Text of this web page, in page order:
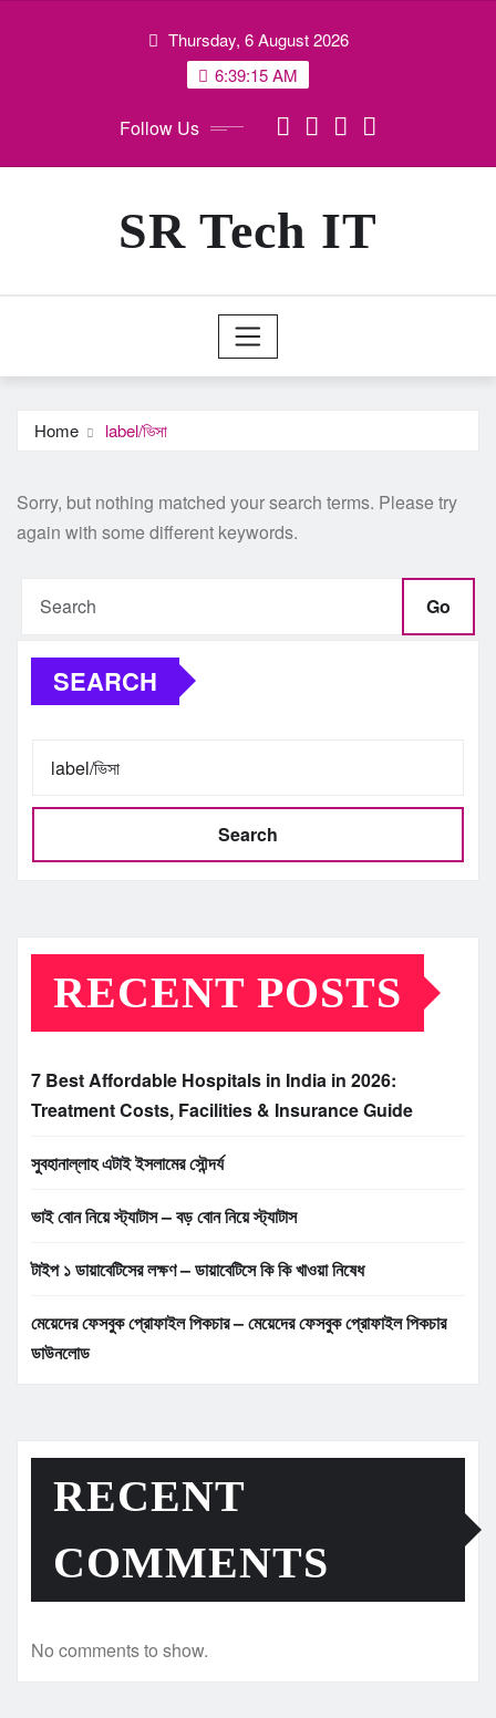
Thursday, 6 August 2026
6:39:15 AM
Follow Us
SR Tech IT
Home label/ভিসা
Sorry, but nothing matched your search terms. Please try
again with some different keywords.
Go
SEARCH
Search
RECENT POSTS
7 Best Affordable Hospitals in India in 2026:
Treatment Costs, Facilities & Insurance Guide
সুবহানাল্লাহ এটাই ইসলামের সৌন্দর্য
ভাই বোন নিয়ে স্ট্যাটাস – বড় বোন নিয়ে স্ট্যাটাস
টাইপ ১ ডায়াবেটিসের লক্ষণ – ডায়াবেটিসে কি কি খাওয়া নিষেধ
মেয়েদের ফেসবুক প্রোফাইল পিকচার – মেয়েদের ফেসবুক প্রোফাইল পিকচার
ডাউনলোড
RECENT
COMMENTS
No comments to show.